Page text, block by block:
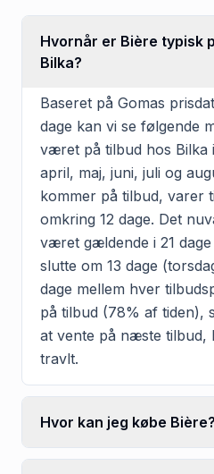
Hvornår er Bière typisk
Bilka?
Baseret på Gomas
dage kan vi se følgende
været på tilbud hos Bilka
april, maj, juni, juli og
kommer på tilbud, varer
omkring 12 dage. Det
været gældende i 21
slutte om 13 dage
dage mellem hver
på tilbud (78% af tiden),
at vente på næste tilbud,
travlt.
Hvor kan jeg købe Bière?